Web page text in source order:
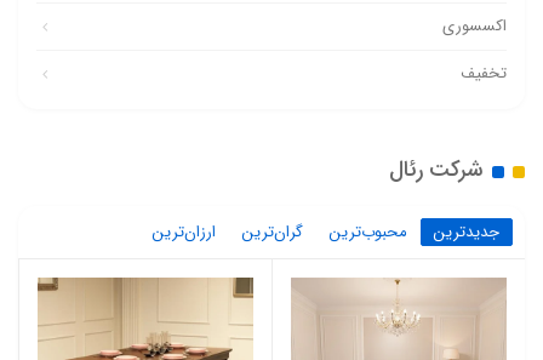
اکسسوری
تخفیف
شرکت رئال
جدیدترین محبوب‌ترین گران‌ترین ارزان‌ترین